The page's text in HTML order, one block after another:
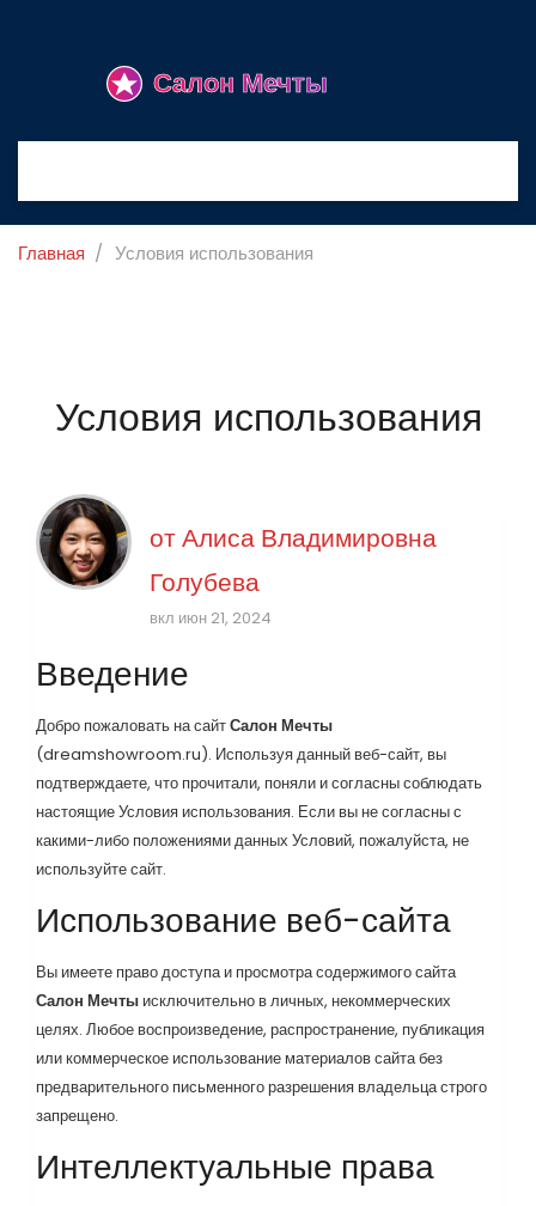
Главная Условия использования
Условия использования
отАлиса Владимировна
Голубева
вкл июн 21, 2024
Введение
Добро пожаловать на сайтСалон Мечты
(dreamshowroom.ru). Используя данный веб-сайт, вы
подтверждаете, что прочитали, поняли и согласны соблюдать
настоящие Условия использования. Если вы не согласны с
какими-либо положениями данных Условий, пожалуйста, не
используйте сайт.
Использование веб-сайта
Вы имеете право доступа и просмотра содержимого сайта
Салон Мечты исключительно в личных, некоммерческих
целях. Любое воспроизведение, распространение, публикация
или коммерческое использование материалов сайта без
предварительного письменного разрешения владельца строго
запрещено.
Интеллектуальные права